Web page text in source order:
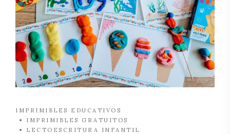
IMPRIMIBLES EDUCATIVOS
IMPRIMIBLES GRATUITOS
LECTOESCRITURA INFANTIL